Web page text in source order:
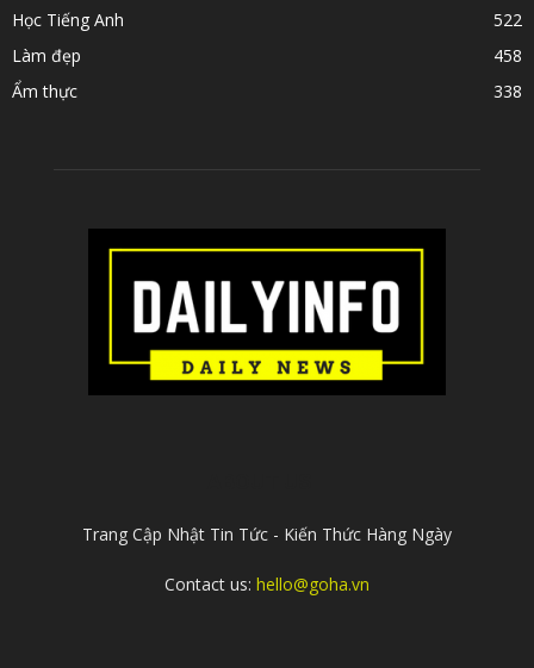
Học Tiếng Anh
522
Làm đẹp
458
Ẩm thực
338
Trang Cập Nhật Tin Tức - Kiến Thức Hàng Ngày
Contact us: hello@goha.vn